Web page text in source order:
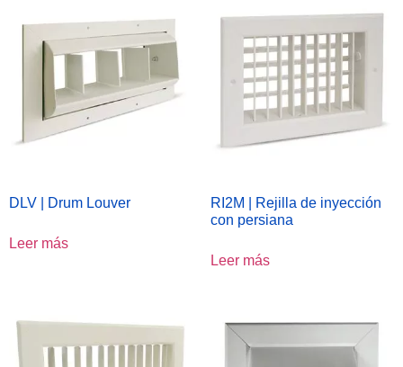
DLV | Drum Louver
Leer más
RI2M | Rejilla de inyección
con persiana
Leer más